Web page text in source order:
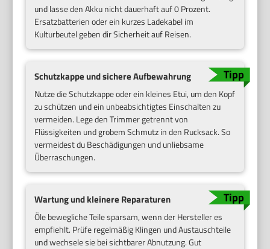
und lasse den Akku nicht dauerhaft auf 0 Prozent.
Ersatzbatterien oder ein kurzes Ladekabel im
Kulturbeutel geben dir Sicherheit auf Reisen.
Schutzkappe und sichere Aufbewahrung
Nutze die Schutzkappe oder ein kleines Etui, um den Kopf
zu schützen und ein unbeabsichtigtes Einschalten zu
vermeiden. Lege den Trimmer getrennt von
Flüssigkeiten und grobem Schmutz in den Rucksack. So
vermeidest du Beschädigungen und unliebsame
Überraschungen.
Wartung und kleinere Reparaturen
Öle bewegliche Teile sparsam, wenn der Hersteller es
empfiehlt. Prüfe regelmäßig Klingen und Austauschteile
und wechsele sie bei sichtbarer Abnutzung. Gut